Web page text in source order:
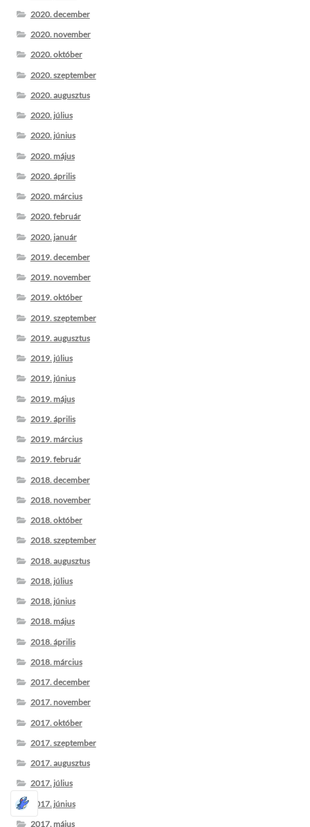
2020. december
2020. november
2020. október
2020. szeptember
2020. augusztus
2020. július
2020. június
2020. május
2020. április
2020. március
2020. február
2020. január
2019. december
2019. november
2019. október
2019. szeptember
2019. augusztus
2019. július
2019. június
2019. május
2019. április
2019. március
2019. február
2018. december
2018. november
2018. október
2018. szeptember
2018. augusztus
2018. július
2018. június
2018. május
2018. április
2018. március
2017. december
2017. november
2017. október
2017. szeptember
2017. augusztus
2017. július
2017. június
2017. május